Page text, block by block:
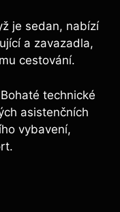
je sedan, nabízí
a zavazadla,
cestování.
Bohaté technické
asistenčních
vybavení,